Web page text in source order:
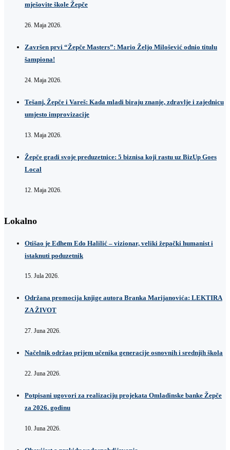
mješovite škole Žepče
26. Maja 2026.
Završen prvi “Žepče Masters”: Mario Željo Milošević odnio titulu
šampiona!
24. Maja 2026.
Tešanj, Žepče i Vareš: Kada mladi biraju znanje, zdravlje i zajednicu
umjesto improvizacije
13. Maja 2026.
Žepče gradi svoje preduzetnice: 5 biznisa koji rastu uz BizUp Goes
Local
12. Maja 2026.
Lokalno
Otišao je Edhem Edo Halilić – vizionar, veliki žepački humanist i
istaknuti poduzetnik
15. Jula 2026.
Održana promocija knjige autora Branka Marijanovića: LEKTIRA
ZA ŽIVOT
27. Juna 2026.
Načelnik održao prijem učenika generacije osnovnih i srednjih škola
22. Juna 2026.
Potpisani ugovori za realizaciju projekata Omladinske banke Žepče
za 2026. godinu
10. Juna 2026.